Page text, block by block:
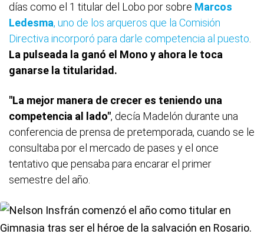
días como el 1 titular del Lobo por sobre Marcos
Ledesma, uno de los arqueros que la Comisión
Directiva incorporó para darle competencia al puesto
La pulseada la ganó el Mono y ahora le toca
ganarse la titularidad.
"La mejor manera de crecer es teniendo una
competencia al lado", decía Madelón durante una
conferencia de prensa de pretemporada, cuando se le
consultaba por el mercado de pases y el once
tentativo que pensaba para encarar el primer
semestre del año.